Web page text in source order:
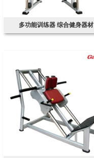
多功能训练器 综合健身器材